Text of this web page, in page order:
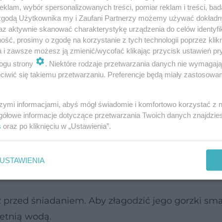
wyborem dla tych, którzy chcą zrzucić
to, że ma mało kalorii - zawiera 42,1 kalorii w
pracę jelit i przyspieszaprzemianę materii
tłuszczowej i działa detoksykacyjnie, a co
w tym cytrusie przeciwdziałają szkodliwemu
działanie przeciwstarzeniowe.
śniadaniem. Aby złagodzić jego gorzki
wodą.
wybór spersonalizowanych treści, pomiar reklam i treści,
Użytkownika my i Zaufani Partnerzy możemy używać
aktywnie skanować charakterystykę urządzenia do celów
prosimy o zgodę na korzystanie z tych technologii poprzez
i zawsze możesz ją zmienić/wycofać klikając przycisk ustawień
strony
. Niektóre rodzaje przetwarzania danych nie
się takiemu przetwarzaniu. Preferencje będą miały
informacjami, abyś mógł świadomie i komfortowo korzystać z
informacje dotyczące przetwarzania Twoich danych
oraz po kliknięciu w „Ustawienia”.
USTAWIENIA